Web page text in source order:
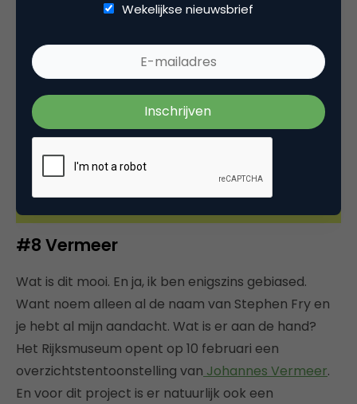
dat je niet de enige bent die ze heeft.
#8 Vermeer
Wat is dit mooi. En ja, ik ben enigszins gebiased.
Want noem alleen al de naam van Stephen Fry en
je hebt al mijn aandacht. Wat is er aan de hand?
Het Rijksmuseum opent op 10 februari een
overzichtstentoonstelling van Johannes Vermeer.
En voor dit project is er natuurlijk ook een
Wekelijkse nieuwsbrief